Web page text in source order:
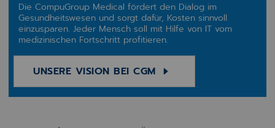
Die CompuGroup Medical fördert den Dialog im
Gesundheitswesen und sorgt dafür, Kosten sinnvoll
einzusparen. Jeder Mensch soll mit Hilfe von IT vom
medizinischen Fortschritt profitieren.
UNSERE VISION BEI CGM